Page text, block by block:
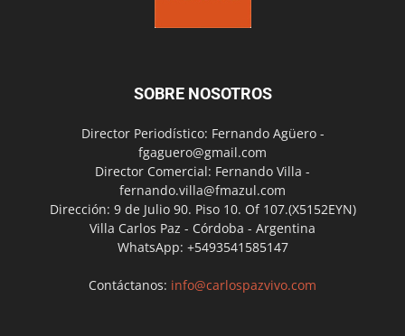
SOBRE NOSOTROS
Director Periodístico: Fernando Agüero -
fgaguero@gmail.com
Director Comercial: Fernando Villa -
fernando.villa@fmazul.com
Dirección: 9 de Julio 90. Piso 10. Of 107.(X5152EYN)
Villa Carlos Paz - Córdoba - Argentina
WhatsApp: +5493541585147
Contáctanos: info@carlospazvivo.com